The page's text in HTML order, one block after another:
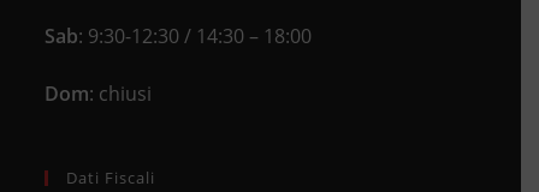
Sab: 9:30-12:30 / 14:30 – 18:00
Dom: chiusi
Dati Fiscali